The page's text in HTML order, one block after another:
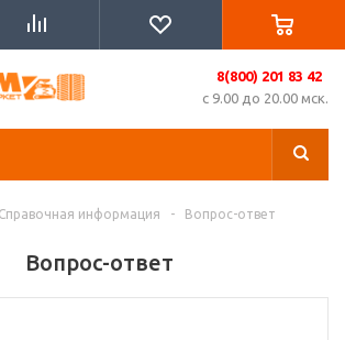
8(800) 201 83 42
с 9.00 до 20.00 мск.
Справочная информация - Вопрос-ответ
Вопрос-ответ